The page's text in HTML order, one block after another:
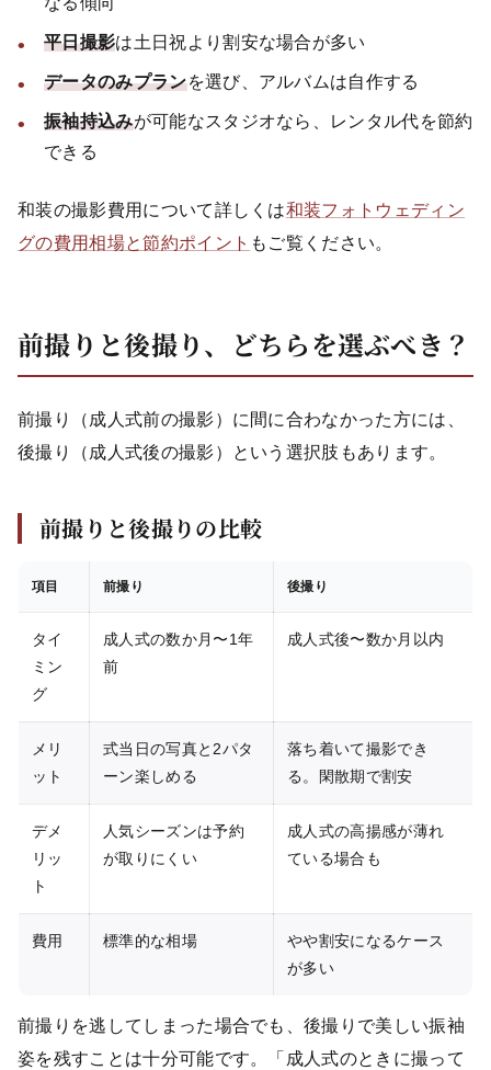
平日撮影は土日祝より割安な場合が多い
データのみプランを選び、アルバムは自作する
振袖持込みが可能なスタジオなら、レンタル代を節約
できる
和装の撮影費用について詳しくは和装フォトウェディン
グの費用相場と節約ポイント もご覧ください。
前撮りと後撮り、どちらを選ぶべき？
前撮り（成人式前の撮影）に間に合わなかった方には、
後撮り（成人式後の撮影）という選択肢もあります。
前撮りと後撮りの比較
項目 前撮り 後撮り
タイ
ミン
グ
成人式の数か月〜1年
前
成人式後〜数か月以内
メリ
ット
式当日の写真と2パタ
ーン楽しめる
落ち着いて撮影でき
る。閑散期で割安
デメ
リッ
ト
人気シーズンは予約
が取りにくい
成人式の高揚感が薄れ
ている場合も
費用 標準的な相場
やや割安になるケース
が多い
前撮りを逃してしまった場合でも、後撮りで美しい振袖
姿を残すことは十分可能です。「成人式のときに撮って